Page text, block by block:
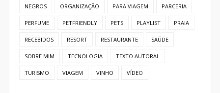
NEGROS ORGANIZAÇÃO PARA VIAGEM PARCERIA
PERFUME PETFRIENDLY PETS PLAYLIST PRAIA
RECEBIDOS RESORT RESTAURANTE SAÚDE
SOBRE MIM TECNOLOGIA TEXTO AUTORAL
TURISMO VIAGEM VINHO VÍDEO